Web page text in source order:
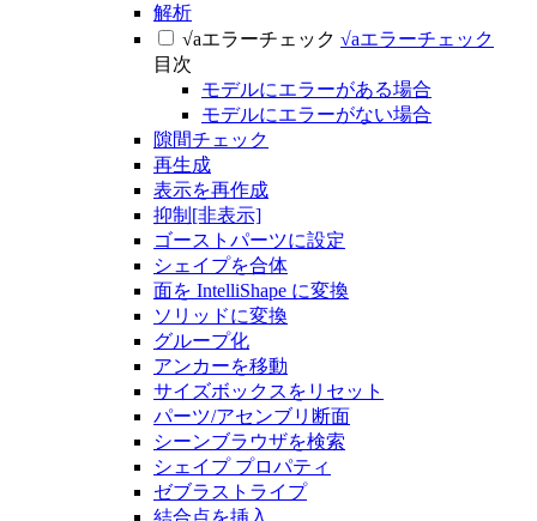
解析
√aエラーチェック √aエラーチェック
目次
モデルにエラーがある場合
モデルにエラーがない場合
隙間チェック
再生成
表示を再作成
抑制[非表示]
ゴーストパーツに設定
シェイプを合体
面を IntelliShape に変換
ソリッドに変換
グループ化
アンカーを移動
サイズボックスをリセット
パーツ/アセンブリ断面
シーンブラウザを検索
シェイプ プロパティ
ゼブラストライプ